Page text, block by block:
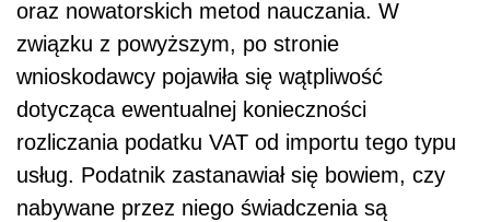
oraz nowatorskich metod nauczania. W
związku z powyższym, po stronie
wnioskodawcy pojawiła się wątpliwość
dotycząca ewentualnej konieczności
rozliczania podatku VAT od importu tego typu
usług. Podatnik zastanawiał się bowiem, czy
nabywane przez niego świadczenia są